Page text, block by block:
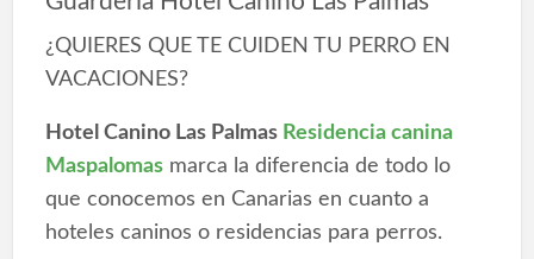
¿QUIERES QUE TE CUIDEN TU PERRO EN
VACACIONES?
Hotel Canino Las Palmas Residencia canina
Maspalomasmarca la diferencia de todo lo
que conocemos en Canarias en cuanto a
hoteles caninos o residencias para perros.